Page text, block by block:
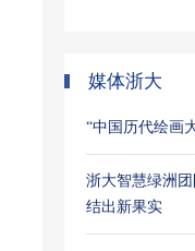
媒体浙大
“中国历代绘画
浙大智慧绿洲
结出新果实